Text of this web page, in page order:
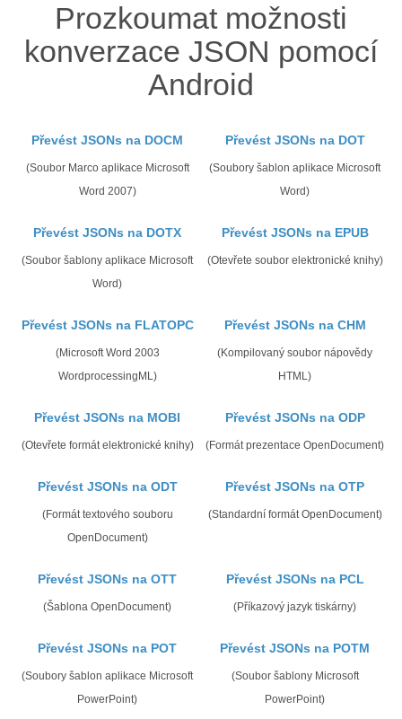
Prozkoumat možnosti
konverzace JSON pomocí
Android
Převést JSONs na DOCM
(Soubor Marco aplikace Microsoft
Word 2007)
Převést JSONs na DOT
(Soubory šablon aplikace Microsoft
Word)
Převést JSONs na DOTX
(Soubor šablony aplikace Microsoft
Word)
Převést JSONs na EPUB
(Otevřete soubor elektronické knihy)
Převést JSONs na FLATOPC
(Microsoft Word 2003
WordprocessingML)
Převést JSONs na CHM
(Kompilovaný soubor nápovědy
HTML)
Převést JSONs na MOBI
(Otevřete formát elektronické knihy)
Převést JSONs na ODP
(Formát prezentace OpenDocument)
Převést JSONs na ODT
(Formát textového souboru
OpenDocument)
Převést JSONs na OTP
(Standardní formát OpenDocument)
Převést JSONs na OTT
(Šablona OpenDocument)
Převést JSONs na PCL
(Příkazový jazyk tiskárny)
Převést JSONs na POT
(Soubory šablon aplikace Microsoft
PowerPoint)
Převést JSONs na POTM
(Soubor šablony Microsoft
PowerPoint)